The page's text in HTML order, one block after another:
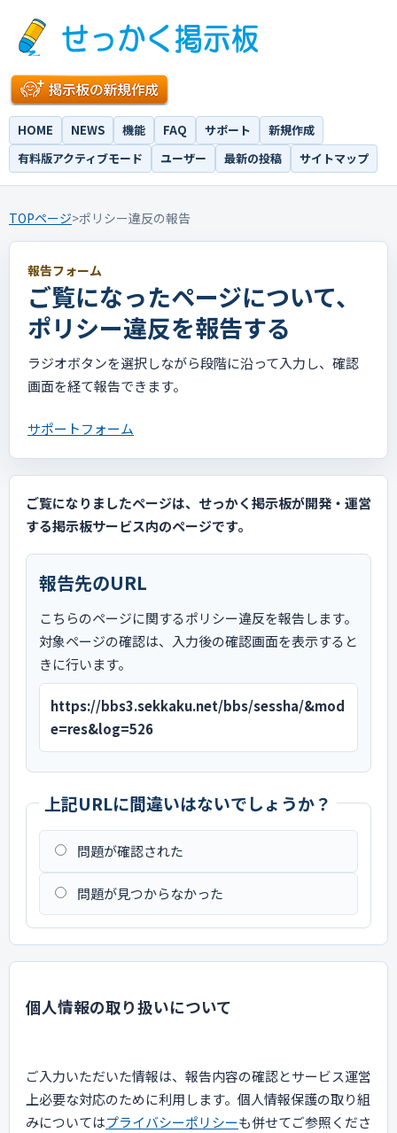
HOME NEWS 機能 FAQ サポート
新規作成
有料版アクティブモード
ユーザー 最新の投稿 サイトマップ
TOPページ>ポリシー違反の報告
報告フォーム
ご覧になったページについて、
ポリシー違反を報告する
ラジオボタンを選択しながら段階に沿って入力し、確認
画面を経て報告できます。
サポートフォーム
ご覧になりましたページは、せっかく掲示板が開発・運営
する掲示板サービス内のページです。
報告先のURL
こちらのページに関するポリシー違反を報告します。
対象ページの確認は、入力後の確認画面を表示すると
きに行います。
https://bbs3.sekkaku.net/bbs/sessha/&mod
e=res&log=526
上記URLに間違いはないでしょうか？
問題が確認された
問題が見つからなかった
個人情報の取り扱いについて
ご入力いただいた情報は、報告内容の確認とサービス運営
上必要な対応のために利用します。個人情報保護の取り組
みについてはプライバシーポリシーも併せてご参照くださ